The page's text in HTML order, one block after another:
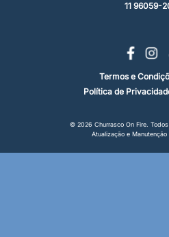
11 96059-
Termos e
Política de
© 2026 Churrasco On Fire.
Atualização e Manutenção